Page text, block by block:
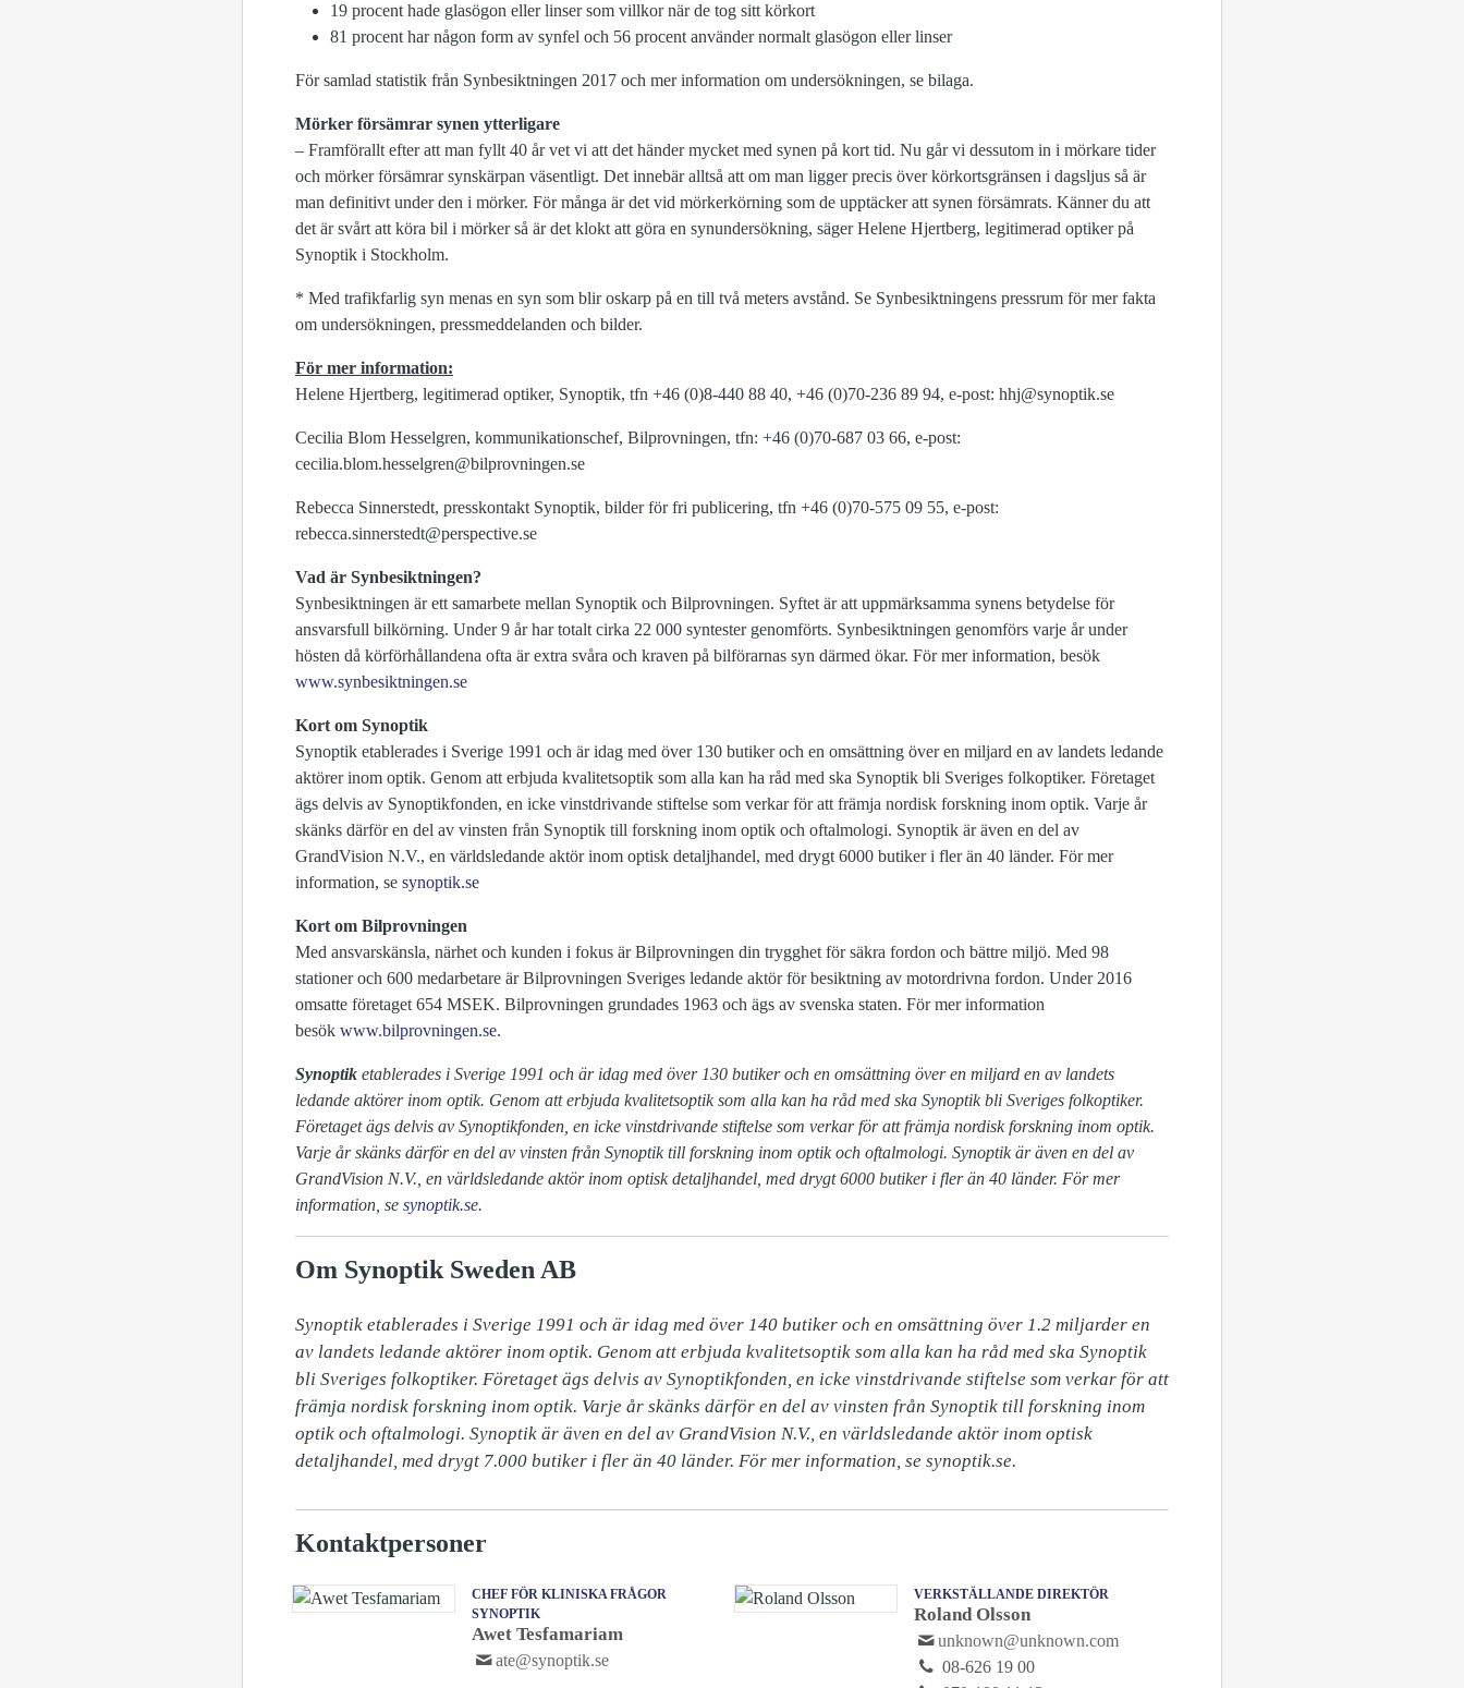
19 procent hade glasögon eller linser som villkor när de tog sitt körkort
81 procent har någon form av synfel och 56 procent använder normalt glasögon eller linser
För samlad statistik från Synbesiktningen 2017 och mer information om undersökningen, se bilaga.
Mörker försämrar synen ytterligare
– Framförallt efter att man fyllt 40 år vet vi att det händer mycket med synen på kort tid. Nu går vi dessutom in i mörkare tider
och mörker försämrar synskärpan väsentligt. Det innebär alltså att om man ligger precis över körkortsgränsen i dagsljus så är
man definitivt under den i mörker. För många är det vid mörkerkörning som de upptäcker att synen försämrats. Känner du att
det är svårt att köra bil i mörker så är det klokt att göra en synundersökning, säger Helene Hjertberg, legitimerad optiker på
Synoptik i Stockholm.
* Med trafikfarlig syn menas en syn som blir oskarp på en till två meters avstånd. Se Synbesiktningens pressrum för mer fakta
om undersökningen, pressmeddelanden och bilder.
För mer information:
Helene Hjertberg, legitimerad optiker, Synoptik, tfn +46 (0)8-440 88 40, +46 (0)70-236 89 94, e-post: hhj@synoptik.se
Cecilia Blom Hesselgren, kommunikationschef, Bilprovningen, tfn: +46 (0)70-687 03 66, e-post:
cecilia.blom.hesselgren@bilprovningen.se
Rebecca Sinnerstedt, presskontakt Synoptik, bilder för fri publicering, tfn +46 (0)70-575 09 55, e-post:
rebecca.sinnerstedt@perspective.se
Vad är Synbesiktningen?
Synbesiktningen är ett samarbete mellan Synoptik och Bilprovningen. Syftet är att uppmärksamma synens betydelse för
ansvarsfull bilkörning. Under 9 år har totalt cirka 22 000 syntester genomförts. Synbesiktningen genomförs varje år under
hösten då körförhållandena ofta är extra svåra och kraven på bilförarnas syn därmed ökar. För mer information, besök
www.synbesiktningen.se
Kort om Synoptik
Synoptik etablerades i Sverige 1991 och är idag med över 130 butiker och en omsättning över en miljard en av landets ledande
aktörer inom optik. Genom att erbjuda kvalitetsoptik som alla kan ha råd med ska Synoptik bli Sveriges folkoptiker. Företaget
ägs delvis av Synoptikfonden, en icke vinstdrivande stiftelse som verkar för att främja nordisk forskning inom optik. Varje år
skänks därför en del av vinsten från Synoptik till forskning inom optik och oftalmologi. Synoptik är även en del av
GrandVision N.V., en världsledande aktör inom optisk detaljhandel, med drygt 6000 butiker i fler än 40 länder. För mer
information, se synoptik.se
Kort om Bilprovningen
Med ansvarskänsla, närhet och kunden i fokus är Bilprovningen din trygghet för säkra fordon och bättre miljö. Med 98
stationer och 600 medarbetare är Bilprovningen Sveriges ledande aktör för besiktning av motordrivna fordon. Under 2016
omsatte företaget 654 MSEK. Bilprovningen grundades 1963 och ägs av svenska staten. För mer information
besök www.bilprovningen.se.
Synoptik etablerades i Sverige 1991 och är idag med över 130 butiker och en omsättning över en miljard en av landets
ledande aktörer inom optik. Genom att erbjuda kvalitetsoptik som alla kan ha råd med ska Synoptik bli Sveriges folkoptiker.
Företaget ägs delvis av Synoptikfonden, en icke vinstdrivande stiftelse som verkar för att främja nordisk forskning inom optik.
Varje år skänks därför en del av vinsten från Synoptik till forskning inom optik och oftalmologi. Synoptik är även en del av
GrandVision N.V., en världsledande aktör inom optisk detaljhandel, med drygt 6000 butiker i fler än 40 länder. För mer
information, se synoptik.se.
Om Synoptik Sweden AB
Synoptik etablerades i Sverige 1991 och är idag med över 140 butiker och en omsättning över 1.2 miljarder en
av landets ledande aktörer inom optik. Genom att erbjuda kvalitetsoptik som alla kan ha råd med ska Synoptik
bli Sveriges folkoptiker. Företaget ägs delvis av Synoptikfonden, en icke vinstdrivande stiftelse som verkar för att
främja nordisk forskning inom optik. Varje år skänks därför en del av vinsten från Synoptik till forskning inom
optik och oftalmologi. Synoptik är även en del av GrandVision N.V., en världsledande aktör inom optisk
detaljhandel, med drygt 7.000 butiker i fler än 40 länder. För mer information, se synoptik.se.
Kontaktpersoner
CHEF FÖR KLINISKA FRÅGOR
SYNOPTIK
Awet Tesfamariam
ate@synoptik.se
VERKSTÄLLANDE DIREKTÖR
Roland Olsson
unknown@unknown.com
08-626 19 00